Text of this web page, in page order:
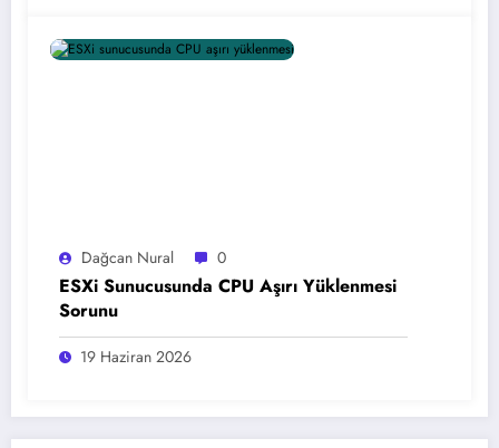
Dağcan Nural 0
ESXi Sunucusunda CPU Aşırı Yüklenmesi
Sorunu
19 Haziran 2026